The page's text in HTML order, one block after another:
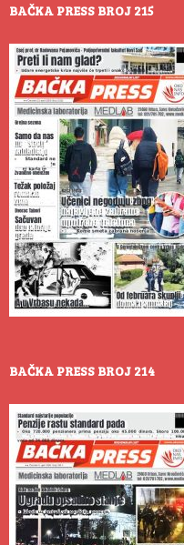
BAČKA PRESS BROJ 215
BAČKA PRESS BROJ 214